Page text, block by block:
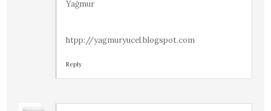
Yağmur
htpp://yagmuryucel.blogspot.com
Reply